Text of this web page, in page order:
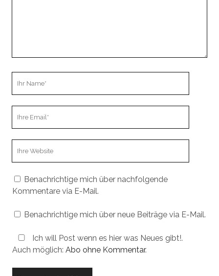
Benachrichtige mich über nachfolgende
Kommentare via E-Mail.
Benachrichtige mich über neue Beiträge via E-Mail.
Ich will Post wenn es hier was Neues gibt!.
Auch möglich: Abo ohne Kommentar.